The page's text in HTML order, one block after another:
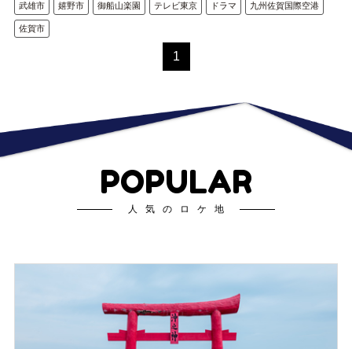
武雄市 嬉野市 御船山楽園 テレビ東京 ドラマ 九州佐賀国際空港
佐賀市
1
POPULAR
人気のロケ地